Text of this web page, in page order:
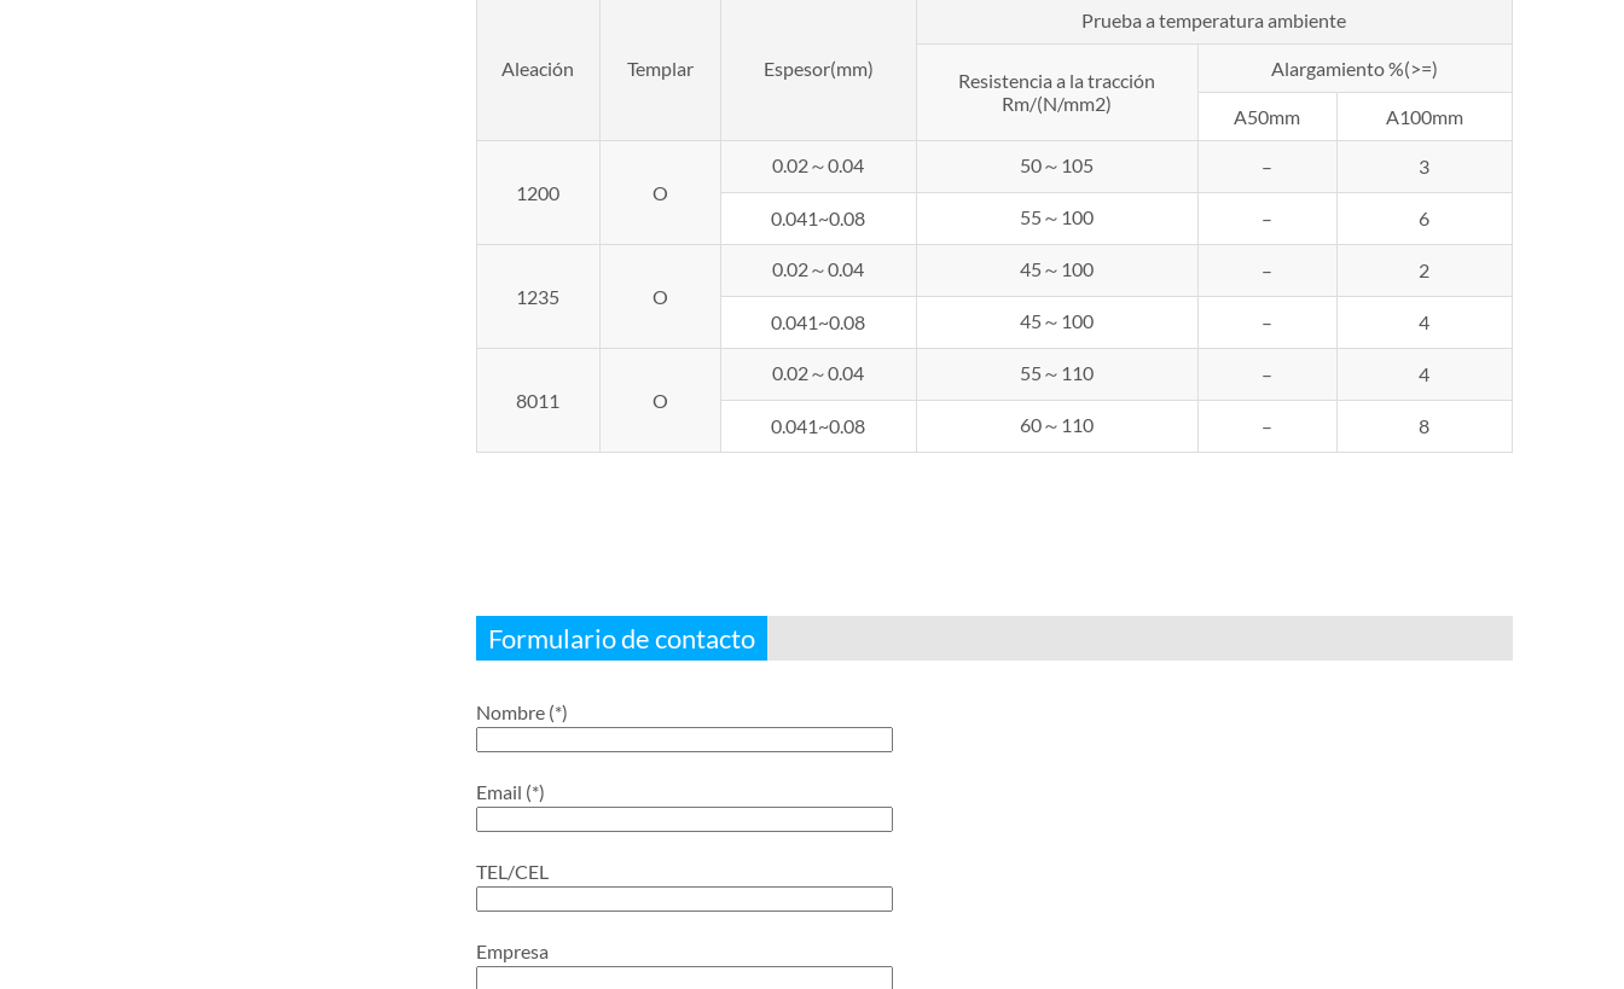
Aleación Templar Espesor(mm)
Prueba a temperatura ambiente
Resistencia a la tracción
Rm/(N/mm2)
Alargamiento %(>=)
A50mm A100mm
1200 O
0.02～0.04 50～105 – 3
0.041~0.08 55～100 – 6
1235 O
0.02～0.04 45～100 – 2
0.041~0.08 45～100 – 4
8011 O
0.02～0.04 55～110 – 4
0.041~0.08 60～110 – 8
Formulario de contacto
Nombre (*)
Email (*)
TEL/CEL
Empresa